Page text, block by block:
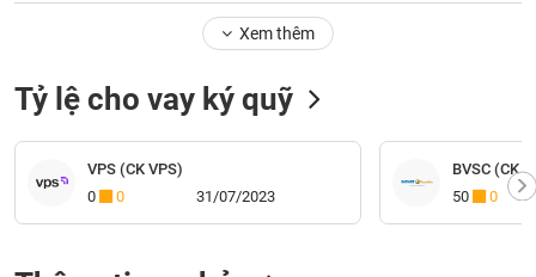
Xem thêm
Tỷ lệ cho vay ký quỹ
VPS (CK VPS)
0
0 31/07/2023
BVSC (CK
50
0